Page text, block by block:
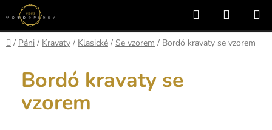
Přejít
na
obsah
Hledat
KOŠÍK
Domů
/ Páni / Kravaty / Klasické / Se vzorem / Bordó kravaty se vzorem
Bordó kravaty se
vzorem